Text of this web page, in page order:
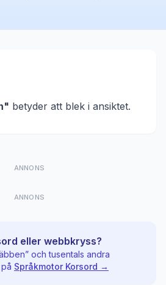
" betyder att blek i ansiktet.
ANNONS
ANNONS
eller webbkryss?
” och tusentals andra
Språkmotor Korsord →